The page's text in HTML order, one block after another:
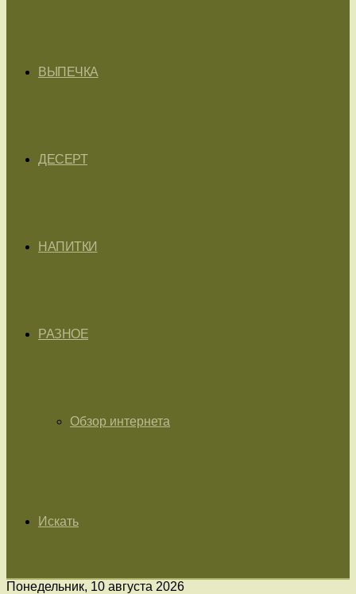
ВЫПЕЧКА
ДЕСЕРТ
НАПИТКИ
РАЗНОЕ
Обзор интернета
Искать
Понедельник, 10 августа 2026